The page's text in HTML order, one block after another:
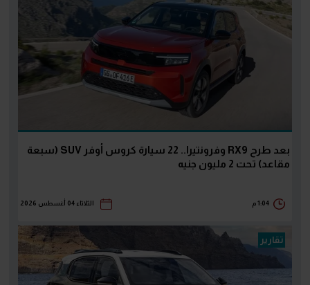
بعد طرح RX9 وفرونتيرا.. 22 سيارة كروس أوفر SUV (سبعة
مقاعد) تحت 2 مليون جنيه
1:04 م الثلاثاء 04 أغسطس 2026
تقارير